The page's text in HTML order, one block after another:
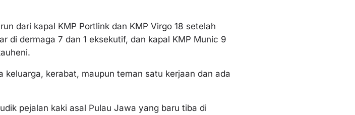
dari kapal KMP Portlink dan KMP Virgo 18 setelah
di dermaga 7 dan 1 eksekutif, dan kapal KMP Munic 9
kerabat, maupun teman satu kerjaan dan ada
pejalan kaki asal Pulau Jawa yang baru tiba di